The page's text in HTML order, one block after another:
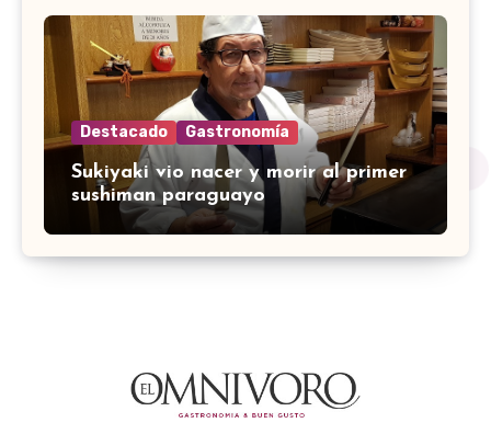
Destacado Gastronomía
Sukiyaki vio nacer y morir al primer
sushiman paraguayo